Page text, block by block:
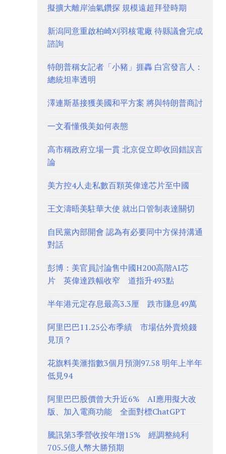
擬擴大離岸油氣鑽探 規模遠超拜登時期
新潟同意重啟柏崎刈羽核電廠 待縣議會完成
諮詢
特朗普稱女記者「小豬」捱轟 白宮發言人：
總統坦率透明
澤連斯基接獲美國和平方案 將與特朗普商討
一文看懂俄美如何表態
高市稱政府立場一貫 北京促立即收回錯誤言
論
美方控4人走私數百顆英偉達芯片至中國
王文濤晤美駐華大使 就出口管制表達關切
自民黨內部開會 認為有必要同中方保持溝通
對話
彭博：美官員討論售中國H200高階AI芯
片 英偉達跌幅收窄 道指升493點
半年港元定存息最高3.3厘 跌市賺息49萬
阿里巴巴11.25公布季績 市場估外賣燒錢
見頂？
花旗料美滙指數3個月預測97.58 明年上半年
低見94
阿里巴巴股價曾大升近6% AI應用擬大改
版、加入電商功能 全面對標ChatGPT
騰訊第3季營收按年增15% 經調整純利
705.5億人幣大勝預期